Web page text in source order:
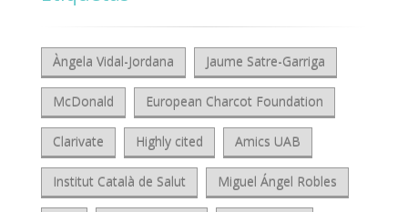
Àngela Vidal-Jordana Jaume Satre-Garriga
McDonald European Charcot Foundation
Clarivate Highly cited Amics UAB
Institut Català de Salut Miguel Ángel Robles